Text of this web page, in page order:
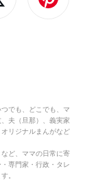
でも、どこでも、マ
夫（旦那）、義実家
リジナルまんがなど
ど、ママの日常に寄
専門家・行政・タレ
。